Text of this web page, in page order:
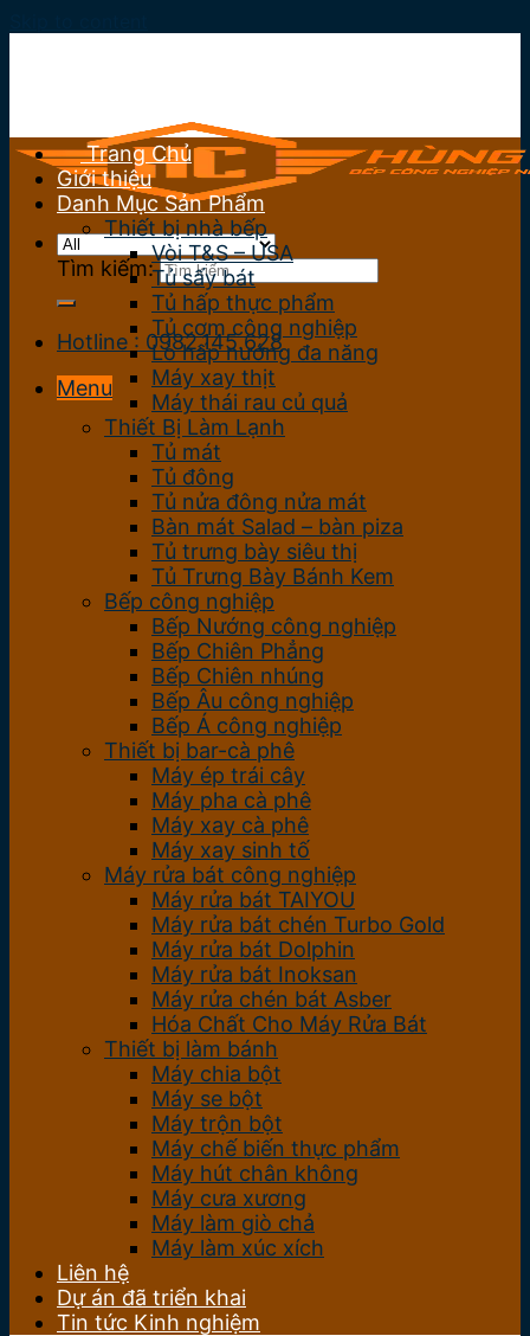
Tìm kiếm:
Hotline : 0982.145.628
Menu
Trang Chủ
Giới thiệu
Danh Mục Sản Phẩm
Thiết bị nhà bếp
Vòi T&S – USA
Tủ sấy bát
Tủ hấp thực phẩm
Tủ cơm công nghiệp
Lò hấp nướng đa năng
Máy xay thịt
Máy thái rau củ quả
Thiết Bị Làm Lạnh
Tủ mát
Tủ đông
Tủ nửa đông nửa mát
Bàn mát Salad – bàn piza
Tủ trưng bày siêu thị
Tủ Trưng Bày Bánh Kem
Bếp công nghiệp
Bếp Nướng công nghiệp
Bếp Chiên Phẳng
Bếp Chiên nhúng
Bếp Âu công nghiệp
Bếp Á công nghiệp
Thiết bị bar-cà phê
Máy ép trái cây
Máy pha cà phê
Máy xay cà phê
Máy xay sinh tố
Máy rửa bát công nghiệp
Máy rửa bát TAIYOU
Máy rửa bát chén Turbo Gold
Máy rửa bát Dolphin
Máy rửa bát Inoksan
Máy rửa chén bát Asber
Hóa Chất Cho Máy Rửa Bát
Thiết bị làm bánh
Máy chia bột
Máy se bột
Máy trộn bột
Máy chế biến thực phẩm
Máy hút chân không
Máy cưa xương
Máy làm giò chả
Máy làm xúc xích
Liên hệ
Dự án đã triển khai
Tin tức Kinh nghiệm